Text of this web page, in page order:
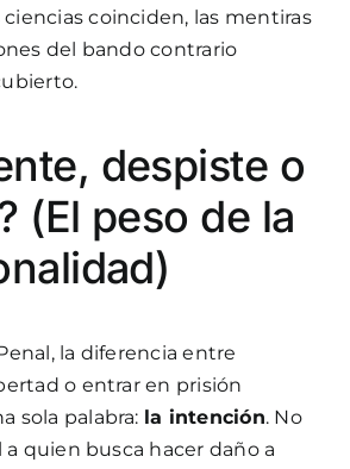
coinciden, las mentiras
del bando contrario
despiste o
(El peso de la
la diferencia entre
o entrar en prisión
sola palabra: la intención. No
a quien busca hacer daño a